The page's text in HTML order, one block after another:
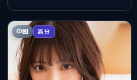
中国 高分